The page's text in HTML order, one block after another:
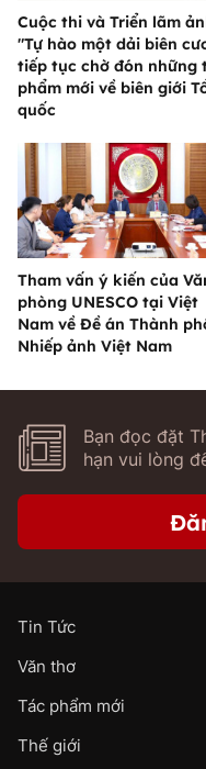
Cuộc thi và Triển lãm
"Tự hào một dải biên
tiếp tục chờ đón những
phẩm mới về biên giới
quốc
Tham vấn ý kiến của
phòng UNESCO tại Việt
Nam về Đề án Thành
Nhiếp ảnh Việt Nam
Bạn đọc đặt
hạn vui lòng
Tin Tức
Văn thơ
Tác phẩm mới
Thế giới